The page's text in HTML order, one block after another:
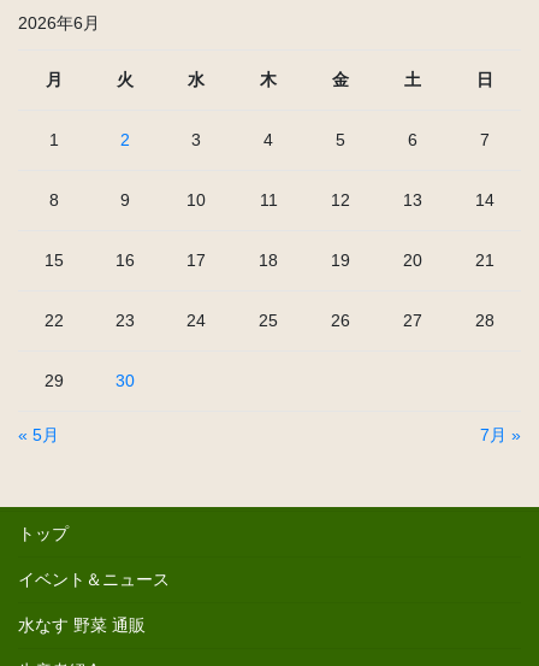
2026年6月
月 火 水 木 金 土 日
1 2 3 4 5 6 7
8 9 10 11 12 13 14
15 16 17 18 19 20 21
22 23 24 25 26 27 28
29 30
« 5月 7月 »
トップ
イベント＆ニュース
水なす 野菜 通販